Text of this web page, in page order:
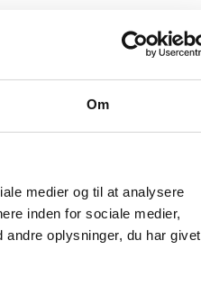
Om
medier og til at analysere
inden for sociale medier,
oplysninger, du har givet